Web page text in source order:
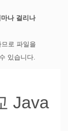
나 걸리나
로 파일을
있습니다.
Java